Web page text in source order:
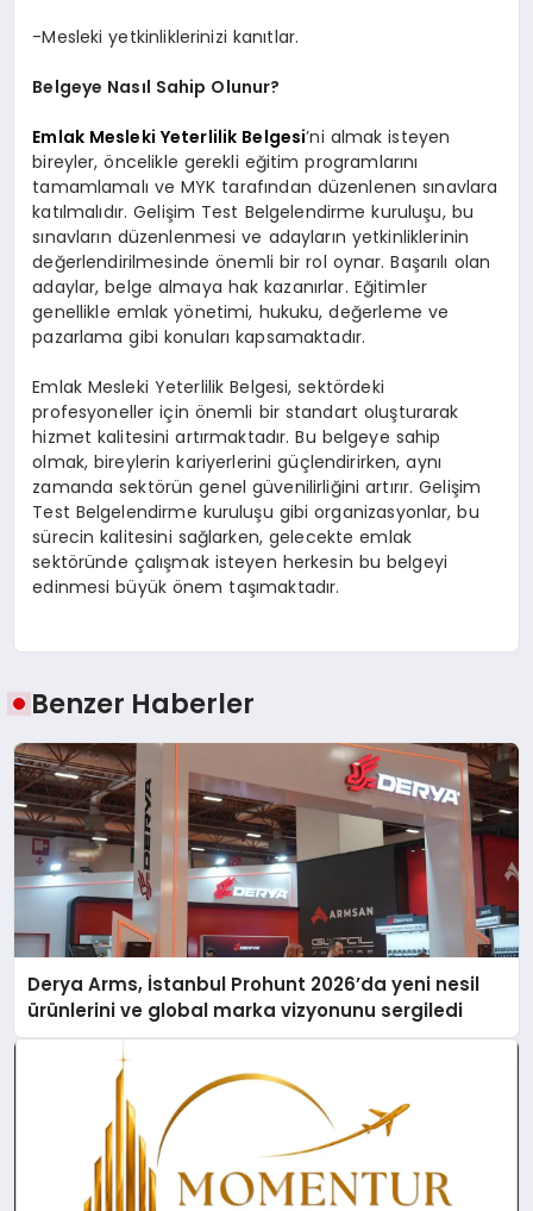
-Mesleki yetkinliklerinizi kanıtlar.
Belgeye Nasıl Sahip Olunur?
Emlak Mesleki Yeterlilik Belgesi’ni almak isteyen
bireyler, öncelikle gerekli eğitim programlarını
tamamlamalı ve MYK tarafından düzenlenen sınavlara
katılmalıdır. Gelişim Test Belgelendirme kuruluşu, bu
sınavların düzenlenmesi ve adayların yetkinliklerinin
değerlendirilmesinde önemli bir rol oynar. Başarılı olan
adaylar, belge almaya hak kazanırlar. Eğitimler
genellikle emlak yönetimi, hukuku, değerleme ve
pazarlama gibi konuları kapsamaktadır.
Emlak Mesleki Yeterlilik Belgesi, sektördeki
profesyoneller için önemli bir standart oluşturarak
hizmet kalitesini artırmaktadır. Bu belgeye sahip
olmak, bireylerin kariyerlerini güçlendirirken, aynı
zamanda sektörün genel güvenilirliğini artırır. Gelişim
Test Belgelendirme kuruluşu gibi organizasyonlar, bu
sürecin kalitesini sağlarken, gelecekte emlak
sektöründe çalışmak isteyen herkesin bu belgeyi
edinmesi büyük önem taşımaktadır.
Benzer Haberler
Derya Arms, İstanbul Prohunt 2026’da yeni nesil
ürünlerini ve global marka vizyonunu sergiledi